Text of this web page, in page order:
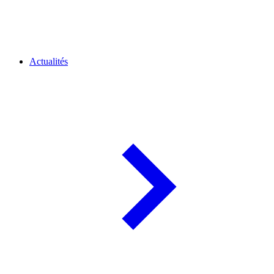
Actualités